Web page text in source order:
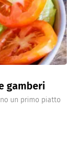
gamberi
un primo piatto